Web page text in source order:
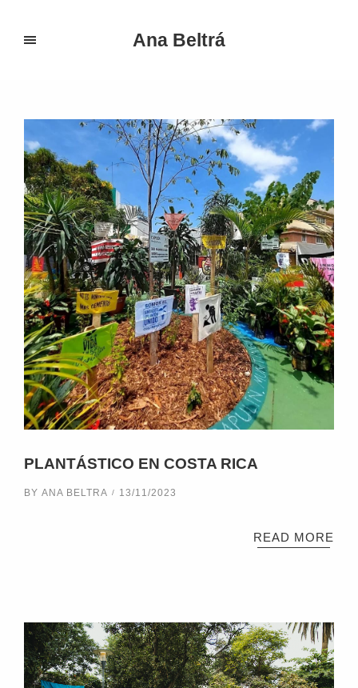
Ana Beltrá
PLANTÁSTICO EN COSTA RICA
BY ANA BELTRA 13/11/2023
READ MORE